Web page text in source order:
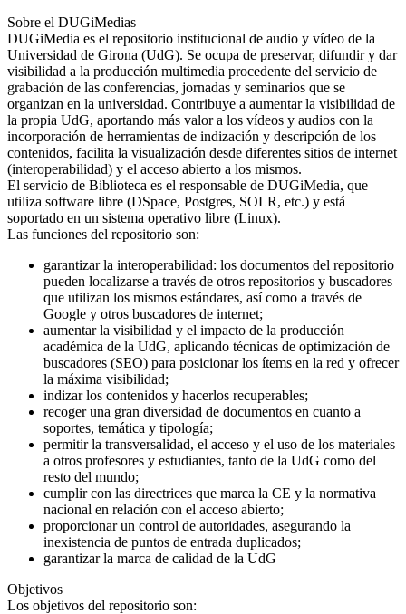
Sobre el DUGiMedias
DUGiMedia es el repositorio institucional de audio y vídeo de la
Universidad de Girona (UdG). Se ocupa de preservar, difundir y dar
visibilidad a la producción multimedia procedente del servicio de
grabación de las conferencias, jornadas y seminarios que se
organizan en la universidad. Contribuye a aumentar la visibilidad de
la propia UdG, aportando más valor a los vídeos y audios con la
incorporación de herramientas de indización y descripción de los
contenidos, facilita la visualización desde diferentes sitios de internet
(interoperabilidad) y el acceso abierto a los mismos.
El servicio de Biblioteca es el responsable de DUGiMedia, que
utiliza software libre (DSpace, Postgres, SOLR, etc.) y está
soportado en un sistema operativo libre (Linux).
Las funciones del repositorio son:
garantizar la interoperabilidad: los documentos del repositorio
pueden localizarse a través de otros repositorios y buscadores
que utilizan los mismos estándares, así como a través de
Google y otros buscadores de internet;
aumentar la visibilidad y el impacto de la producción
académica de la UdG, aplicando técnicas de optimización de
buscadores (SEO) para posicionar los ítems en la red y ofrecer
la máxima visibilidad;
indizar los contenidos y hacerlos recuperables;
recoger una gran diversidad de documentos en cuanto a
soportes, temática y tipología;
permitir la transversalidad, el acceso y el uso de los materiales
a otros profesores y estudiantes, tanto de la UdG como del
resto del mundo;
cumplir con las directrices que marca la CE y la normativa
nacional en relación con el acceso abierto;
proporcionar un control de autoridades, asegurando la
inexistencia de puntos de entrada duplicados;
garantizar la marca de calidad de la UdG
Objetivos
Los objetivos del repositorio son: